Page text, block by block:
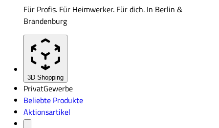
Für Profis. Für Heimwerker. Für dich. In Berlin &
Brandenburg
3D Shopping
PrivatGewerbe
Beliebte Produkte
Aktionsartikel